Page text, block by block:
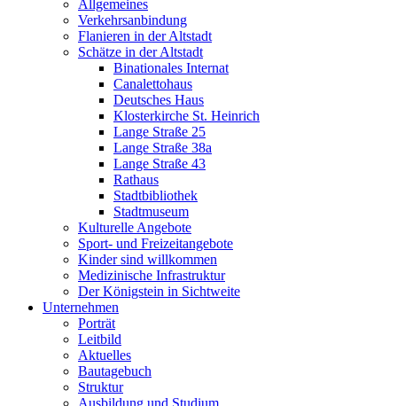
Allgemeines
Verkehrsanbindung
Flanieren in der Altstadt
Schätze in der Altstadt
Binationales Internat
Canalettohaus
Deutsches Haus
Klosterkirche St. Heinrich
Lange Straße 25
Lange Straße 38a
Lange Straße 43
Rathaus
Stadtbibliothek
Stadtmuseum
Kulturelle Angebote
Sport- und Freizeitangebote
Kinder sind willkommen
Medizinische Infrastruktur
Der Königstein in Sichtweite
Unternehmen
Porträt
Leitbild
Aktuelles
Bautagebuch
Struktur
Ausbildung und Studium